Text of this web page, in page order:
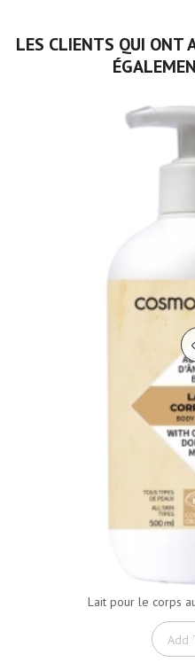
LES CLIENTS QUI ONT
Lait pour le corps
Add